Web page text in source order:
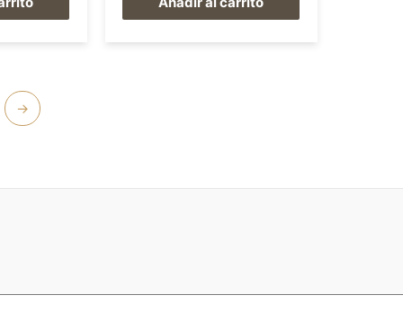
5
→